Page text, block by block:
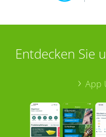
Entdecken Sie
App